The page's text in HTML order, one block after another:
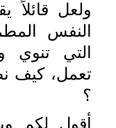
ولعل
النفس
التي تنوي
تعمل، كيف
؟
أقول لكم